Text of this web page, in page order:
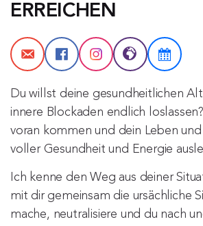
ERREICHEN
Du willst deine gesundheitlichen
innere Blockaden endlich
voran kommen und dein Leben
voller Gesundheit und Energie
Ich kenne den Weg aus deiner
mit dir gemeinsam die ursächliche
mache, neutralisiere und du nach